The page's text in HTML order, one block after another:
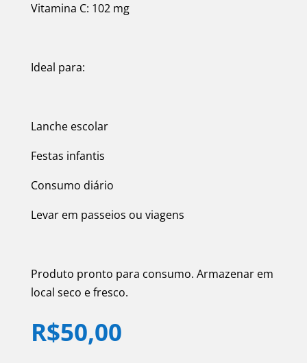
Vitamina C: 102 mg
Ideal para:
Lanche escolar
Festas infantis
Consumo diário
Levar em passeios ou viagens
Produto pronto para consumo. Armazenar em
local seco e fresco.
R$50,00